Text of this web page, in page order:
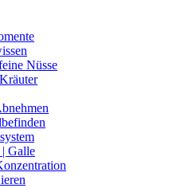
Nüsse
Galle